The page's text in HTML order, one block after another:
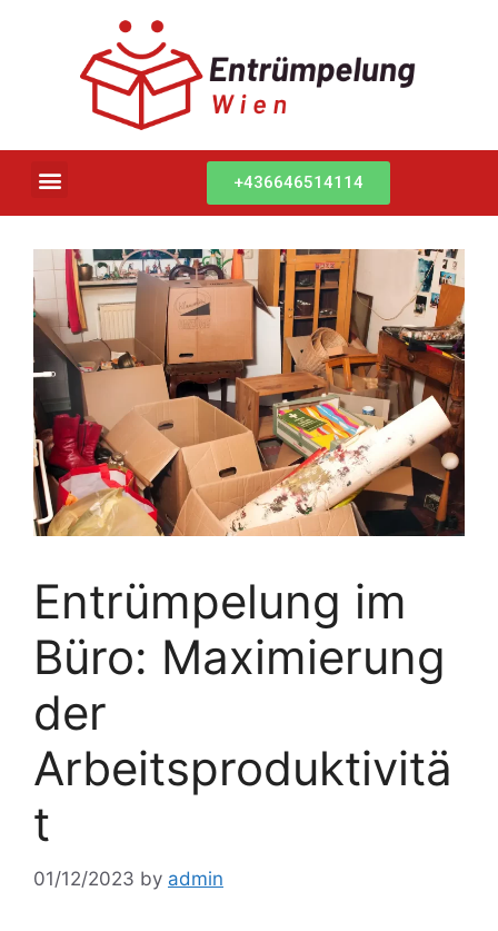
+436646514114
Entrümpelung im
Büro: Maximierung
der
Arbeitsproduktivitä
t
01/12/2023 by admin